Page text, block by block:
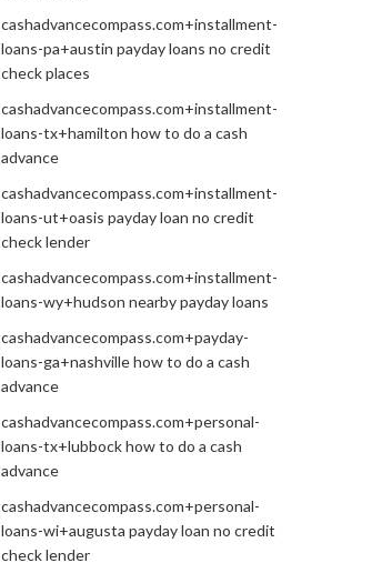
cashadvancecompass.com+installment-
loans-pa+austin payday loans no credit
check places
cashadvancecompass.com+installment-
loans-tx+hamilton how to do a cash
advance
cashadvancecompass.com+installment-
loans-ut+oasis payday loan no credit
check lender
cashadvancecompass.com+installment-
loans-wy+hudson nearby payday loans
cashadvancecompass.com+payday-
loans-ga+nashville how to do a cash
advance
cashadvancecompass.com+personal-
loans-tx+lubbock how to do a cash
advance
cashadvancecompass.com+personal-
loans-wi+augusta payday loan no credit
check lender